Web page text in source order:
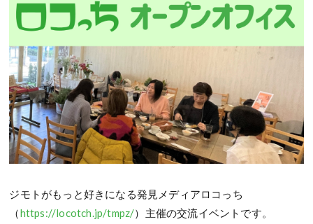
ジモトがもっと好きになる発見メディアロコっち
（https://locotch.jp/tmpz/）主催の交流イベントです。